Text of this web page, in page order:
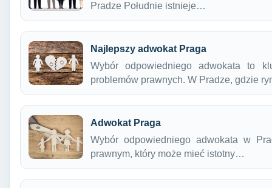
Pradze Południe istnieje…
Najlepszy adwokat Praga
Wybór odpowiedniego adwokata to
problemów prawnych. W Pradze, gdzie
Adwokat Praga
Wybór odpowiedniego adwokata w
prawnym, który może mieć istotny…